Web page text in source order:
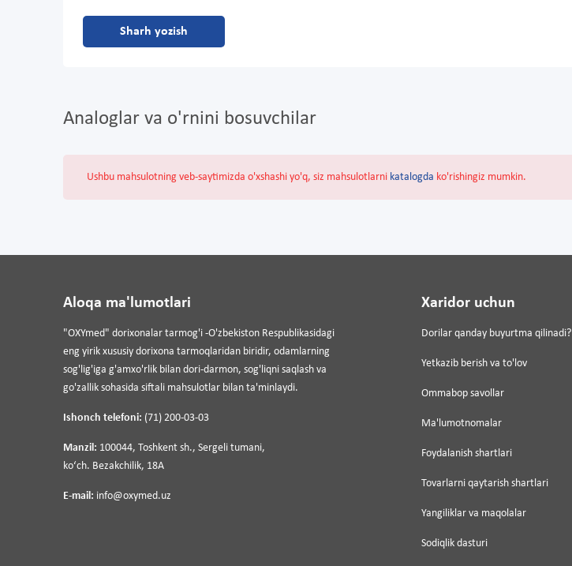
Sharh yozish
Analoglar va o'rnini bosuvchilar
Ushbu mahsulotning veb-saytimizda o'xshashi yo'q, siz mahsulotlarni katalogda ko'rishingiz mumkin.
Aloqa ma'lumotlari
"OXYmed" dorixonalar tarmog'i -O'zbekiston Respublikasidagi
eng yirik xususiy dorixona tarmoqlaridan biridir, odamlarning
sog'lig'iga g'amxo'rlik bilan dori-darmon, sog'liqni saqlash va
go'zallik sohasida siftali mahsulotlar bilan ta'minlaydi.
Ishonch telefoni: (71) 200-03-03
Manzil: 100044, Toshkent sh., Sergeli tumani,
koʻch. Bezakchilik, 18A
E-mail: info@oxymed.uz
Xaridor uchun
Dorilar qanday buyurtma qilinadi?
Yetkazib berish va to'lov
Ommabop savollar
Ma'lumotnomalar
Foydalanish shartlari
Tovarlarni qaytarish shartlari
Yangiliklar va maqolalar
Sodiqlik dasturi